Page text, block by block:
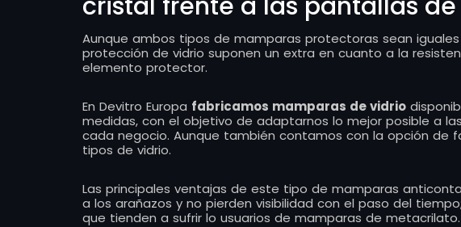
Aunque ambos tipos de mamparas protectoras sean
protección de vidrio suponen un extra en cuanto a la
elemento protector.
En Devitro Europa fabricamos mamparas de vidrio
medidas, con el objetivo de adaptarnos lo mejor posible a
cada negocio. Aunque también contamos con la opción de
tipos de vidrio.
Las principales ventajas de este tipo de mamparas
a los arañazos y no pierden visibilidad con el paso del
que tienden a sufrir lo usuarios de mamparas de metacrilato.